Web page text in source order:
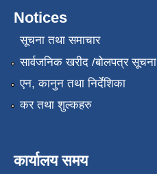
Notices
सूचना तथा समाचार
सार्वजनिक खरीद /बोलपत्र सूचना
एन, कानुन तथा निर्देशिका
कर तथा शुल्कहरु
कार्यालय समय